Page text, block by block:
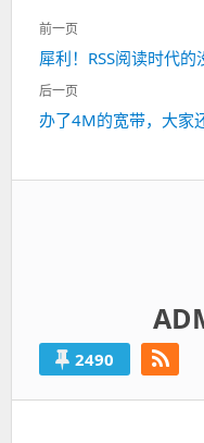
文
章
导
航
前一页
上
一
篇：
犀利！RSS阅读时代的
后一页
下
办了4M的宽带，大家
2490